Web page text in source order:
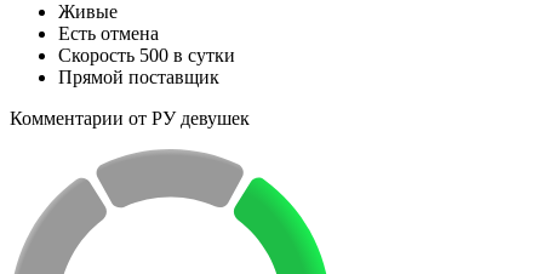
Живые
Есть отмена
Скорость 500 в сутки
Прямой поставщик
Комментарии от РУ девушек